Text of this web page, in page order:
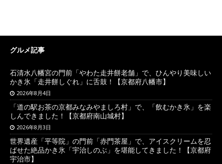
グルメ記事
石清水八幡宮の門前「やわた走井餅老舗」で、ひんやり美味しい
かき氷「走井餅しぐれ」に舌鼓！【京都府八幡市】
2026年8月4日
「道の駅お茶の京都みなみやましろ村」で、「飲むかき氷」を楽
しんできました！【京都府南山城村】
2026年8月3日
世界遺産「平等院」の門前「赤門茶屋」で、アイスクリームを忍
ばせた絶品かき氷「宇治しのぶ」を堪能してきました！【京都府
宇治市】